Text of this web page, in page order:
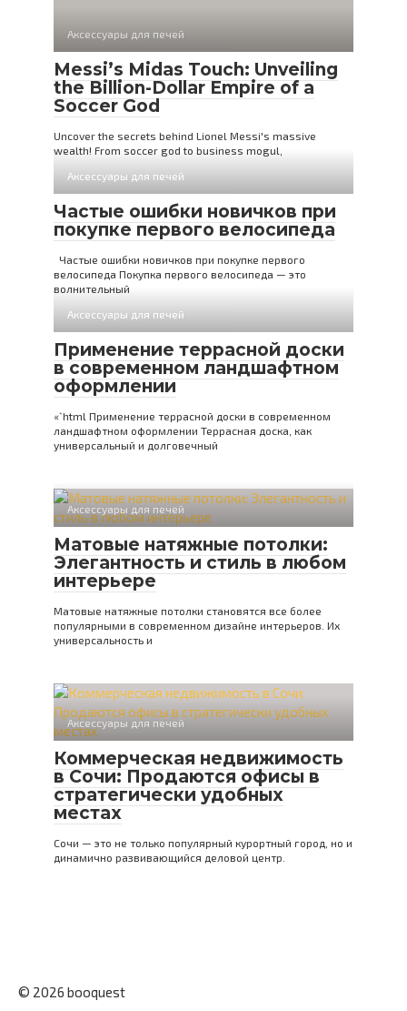
Аксессуары для печей
Messi’s Midas Touch: Unveiling
the Billion-Dollar Empire of a
Soccer God
Uncover the secrets behind Lionel Messi's massive
wealth! From soccer god to business mogul,
Аксессуары для печей
Частые ошибки новичков при
покупке первого велосипеда
Частые ошибки новичков при покупке первого
велосипеда Покупка первого велосипеда — это
волнительный
Аксессуары для печей
Применение террасной доски
в современном ландшафтном
оформлении
«`html Применение террасной доски в современном
ландшафтном оформлении Террасная доска, как
универсальный и долговечный
Аксессуары для печей
Матовые натяжные потолки:
Элегантность и стиль в любом
интерьере
Матовые натяжные потолки становятся все более
популярными в современном дизайне интерьеров. Их
универсальность и
Аксессуары для печей
Коммерческая недвижимость
в Сочи: Продаются офисы в
стратегически удобных
местах
Сочи — это не только популярный курортный город, но и
динамично развивающийся деловой центр.
© 2026 booquest